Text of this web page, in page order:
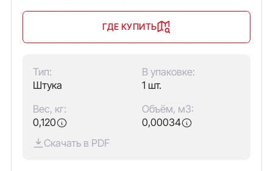
ГДЕ КУПИТЬ
Тип:
Штука
В упаковке:
1 шт.
Вес, кг:
0,120
Объём, м3:
0,00034
Скачать в PDF